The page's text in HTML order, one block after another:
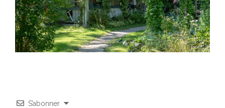
S’abonner